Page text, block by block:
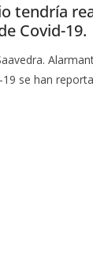
tendría
Covid-19.
19 se han